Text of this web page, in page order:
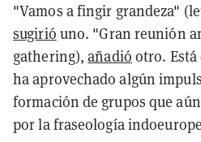
"Vamos a fingir grandeza"
sugirió uno. "Gran reunión
gathering),añadió otro.
ha aprovechado algún
formación de grupos que
por la fraseología